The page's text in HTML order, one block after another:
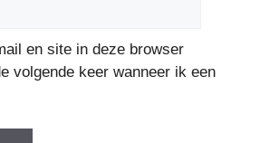
en site in deze browser
volgende keer wanneer ik een